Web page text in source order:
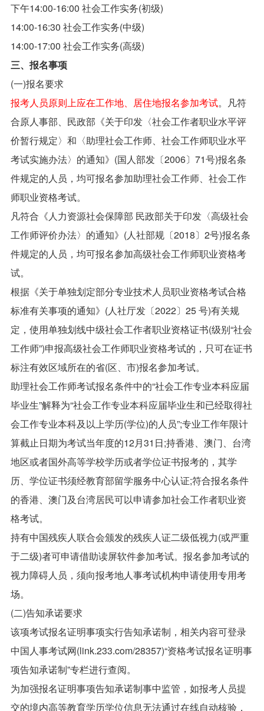
下午14:00-16:00 社会工作实务(初级)
14:00-16:30 社会工作实务(中级)
14:00-17:00 社会工作实务(高级)
三、报名事项
(一)报名要求
报考人员原则上应在工作地、居住地报名参加考试。凡符
合原人事部、民政部《关于印发〈社会工作者职业水平评
价暂行规定〉和〈助理社会工作师、社会工作师职业水平
考试实施办法〉的通知》(国人部发〔2006〕71号)报名条
件规定的人员，均可报名参加助理社会工作师、社会工作
师职业资格考试。
凡符合《人力资源社会保障部 民政部关于印发〈高级社会
工作师评价办法〉的通知》(人社部规〔2018〕2号)报名条
件规定的人员，均可报名参加高级社会工作师职业资格考
试。
根据《关于单独划定部分专业技术人员职业资格考试合格
标准有关事项的通知》(人社厅发〔2022〕25 号)有关规
定，使用单独划线中级社会工作者职业资格证书(级别“社会
工作师”)申报高级社会工作师职业资格考试的，只可在证书
标注有效区域所在的省(区、市)报名参加考试。
助理社会工作师考试报名条件中的“社会工作专业本科应届
毕业生”解释为“社会工作专业本科应届毕业生和已经取得社
会工作专业本科及以上学历(学位)的人员”;专业工作年限计
算截止日期为考试当年度的12月31日;持香港、澳门、台湾
地区或者国外高等学校学历或者学位证书报考的，其学
历、学位证书须经教育部留学服务中心认证;符合报名条件
的香港、澳门及台湾居民可以申请参加社会工作者职业资
格考试。
持有中国残疾人联合会颁发的残疾人证二级低视力(或严重
于二级)者可申请借助读屏软件参加考试。报名参加考试的
视力障碍人员，须向报考地人事考试机构申请使用专用考
场。
(二)告知承诺要求
该项考试报名证明事项实行告知承诺制，相关内容可登录
中国人事考试网(link.233.com/28357)“资格考试报名证明事
项告知承诺制”专栏进行查阅。
为加强报名证明事项告知承诺制事中监管，如报考人员提
交的境内高等教育学历学位信息无法通过在线自动核验，